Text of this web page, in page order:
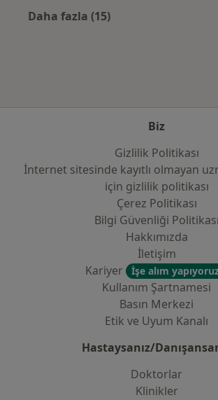
Özet Kitabı, Erzurum, 2008.
organ nakli kuruluşları koordinasyon
E14. L. Özel, SZ. Toros, M. Kara, İ.
Krand, M. Küçük, G. Tellioğlu,G.
Renal Transplantasyonlu bir olguda
Ramsay Hunt Sendromu", Türkiye organ nakli
kuruluşları koordinasyon derneği 6.
Özet Kitabı, Erzurum, 2008.
Erdoğrul, M. Canbakan, L. Özel, İ.
M.İ.Titiz. Renal Transplantasyonda
Transplantasyon Kongresi, Bildiri özet
E16. P. Eren G. Tellioğlu, M. Kara, M.
Daha fazla (15)
Biz
Gizlilik Politikası
İnternet sitesinde kayıtlı olmayan
i̇çin gizlilik politikası
Çerez Politikası
Bilgi Güvenliği Politikası
Hakkımızda
İletişim
Kariyer
İşe alım
Kullanım Şartnamesi
Basın Merkezi
Etik ve Uyum Kanalı
Hastaysanız/
Doktorlar
Klinikler